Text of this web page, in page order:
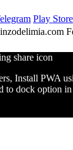
Play Store
Install PWA
to dock option